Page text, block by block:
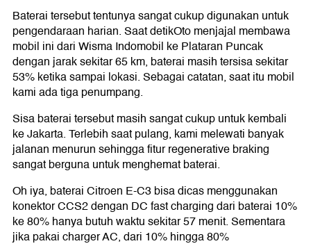
Baterai tersebut tentunya sangat cukup digunakan untuk
pengendaraan harian. Saat detikOto menjajal membawa
mobil ini dari Wisma Indomobil ke Plataran Puncak
dengan jarak sekitar 65 km, baterai masih tersisa sekitar
53% ketika sampai lokasi. Sebagai catatan, saat itu mobil
kami ada tiga penumpang.
Sisa baterai tersebut masih sangat cukup untuk kembali
ke Jakarta. Terlebih saat pulang, kami melewati banyak
jalanan menurun sehingga fitur regenerative braking
sangat berguna untuk menghemat baterai.
Oh iya, baterai Citroen E-C3 bisa dicas menggunakan
konektor CCS2 dengan DC fast charging dari baterai 10%
ke 80% hanya butuh waktu sekitar 57 menit. Sementara
jika pakai charger AC, dari 10% hingga 80%